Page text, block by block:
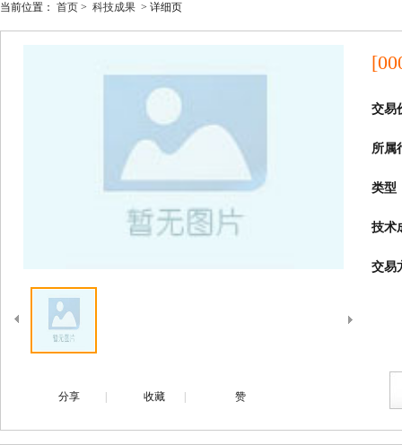
技术需求
当前位置： 首页 > 科技成果 > 详细页
交易
所属
类型
技术
交易
分享 收藏 赞